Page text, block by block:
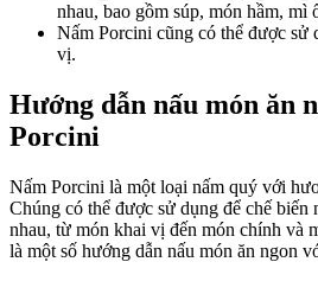
nhau, bao gồm súp, món hầm, mì
Nấm Porcini cũng có thể được sử
vị.
Hướng dẫn nấu món ăn
Porcini
Nấm Porcini là một loại nấm quý với
Chúng có thể được sử dụng để chế biến
nhau, từ món khai vị đến món chính và
là một số hướng dẫn nấu món ăn ngon